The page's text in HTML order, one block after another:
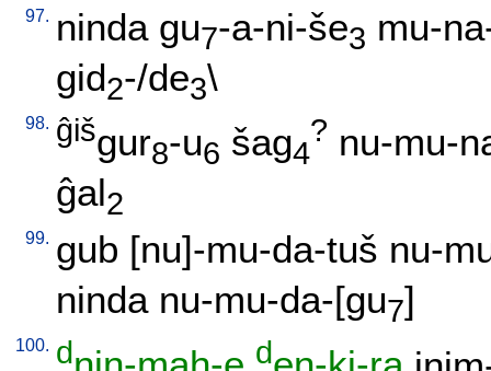
97. ninda gu7-a-ni-še3 mu-
gid2-/de3\
98. ĝišgur8-u6 šag4
? nu-mu-
ĝal2
99. gub [nu]-mu-da-tuš nu-
ninda nu-mu-da-[gu7]
100. d d